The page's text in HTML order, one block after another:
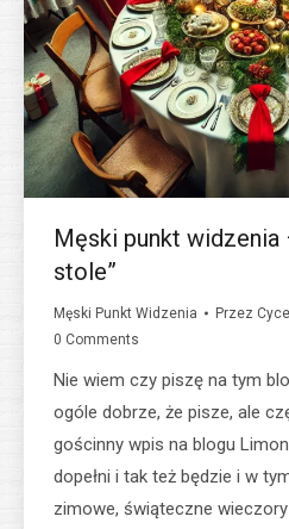
Męski punkt widzenia
stole”
Męski Punkt Widzenia Przez
0 Comments
Nie wiem czy piszę na tym
ogóle dobrze, że pisze, ale
gościnny wpis na blogu
dopełni i tak też będzie i w
zimowe, świąteczne